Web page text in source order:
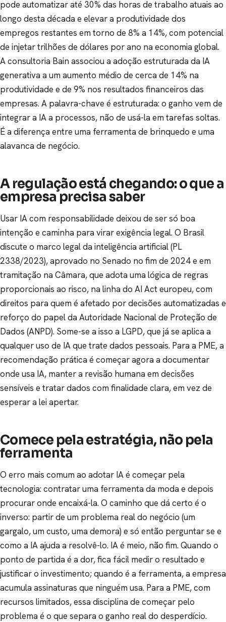
pode automatizar até 30% das horas de trabalho atuais ao
longo desta década e elevar a produtividade dos
empregos restantes em torno de 8% a 14%, com potencial
de injetar trilhões de dólares por ano na economia global.
A consultoria Bain associou a adoção estruturada da IA
generativa a um aumento médio de cerca de 14% na
produtividade e de 9% nos resultados financeiros das
empresas. A palavra-chave é estruturada: o ganho vem de
integrar a IA a processos, não de usá-la em tarefas soltas.
É a diferença entre uma ferramenta de brinquedo e uma
alavanca de negócio.
A regulação está chegando: o que a
empresa precisa saber
Usar IA com responsabilidade deixou de ser só boa
intenção e caminha para virar exigência legal. O Brasil
discute o marco legal da inteligência artificial (PL
2338/2023), aprovado no Senado no fim de 2024 e em
tramitação na Câmara, que adota uma lógica de regras
proporcionais ao risco, na linha do AI Act europeu, com
direitos para quem é afetado por decisões automatizadas e
reforço do papel da Autoridade Nacional de Proteção de
Dados (ANPD). Some-se a isso a LGPD, que já se aplica a
qualquer uso de IA que trate dados pessoais. Para a PME, a
recomendação prática é começar agora a documentar
onde usa IA, manter a revisão humana em decisões
sensíveis e tratar dados com finalidade clara, em vez de
esperar a lei apertar.
Comece pela estratégia, não pela
ferramenta
O erro mais comum ao adotar IA é começar pela
tecnologia: contratar uma ferramenta da moda e depois
procurar onde encaixá-la. O caminho que dá certo é o
inverso: partir de um problema real do negócio (um
gargalo, um custo, uma demora) e só então perguntar se e
como a IA ajuda a resolvê-lo. IA é meio, não fim. Quando o
ponto de partida é a dor, fica fácil medir o resultado e
justificar o investimento; quando é a ferramenta, a empresa
acumula assinaturas que ninguém usa. Para a PME, com
recursos limitados, essa disciplina de começar pelo
problema é o que separa o ganho real do desperdício.